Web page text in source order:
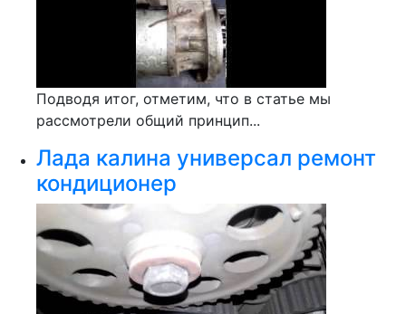
Подводя итог, отметим, что в статье мы
рассмотрели общий принцип...
Лада калина универсал ремонт
кондиционер